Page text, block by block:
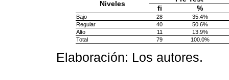
Niveles
fi
%
Bajo 28
35.4%
Regular
40
50.6%
Alto
11
13.9%
Total
79 100.0%
Elaboración: Los autores.